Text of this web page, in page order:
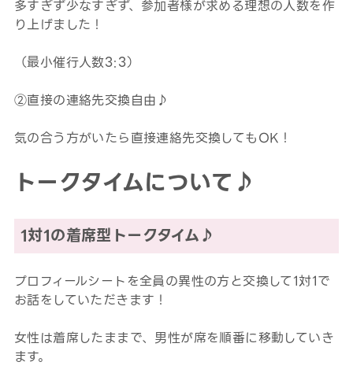
多すぎず少なすぎず、参加者様が求める理想の人数を作
り上げました！
（最小催行人数3:3）
②直接の連絡先交換自由♪
気の合う方がいたら直接連絡先交換してもOK！
トークタイムについて♪
1対1の着席型トークタイム♪
プロフィールシートを全員の異性の方と交換して1対1で
お話をしていただきます！
女性は着席したままで、男性が席を順番に移動していき
ます。